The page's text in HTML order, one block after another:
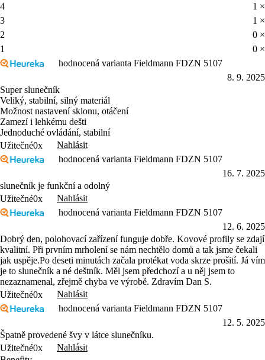
4
1 ×
3
1 ×
2
0 ×
1
0 ×
hodnocená varianta Fieldmann FDZN 5107
8. 9. 2025
Super slunečník
Veliký, stabilní, silný materiál
Možnost nastavení sklonu, otáčení
Zamezí i lehkému dešti
Jednoduché ovládání, stabilní
Užitečné0x
Nahlásit
hodnocená varianta Fieldmann FDZN 5107
16. 7. 2025
slunečník je funkční a odolný
Užitečné0x
Nahlásit
hodnocená varianta Fieldmann FDZN 5107
12. 6. 2025
Dobrý den, polohovací zařízení funguje dobře. Kovové profily se zdají
kvalitní. Při prvním mrholení se nám nechtělo domů a tak jsme čekali
jak uspěje.Po deseti minutách začala protékat voda skrze prošití. Já vím
je to slunečník a né deštník. Měl jsem předchozí a u něj jsem to
nezaznamenal, zřejmě chyba ve výrobě. Zdravím Dan S.
Užitečné0x
Nahlásit
hodnocená varianta Fieldmann FDZN 5107
12. 5. 2025
Špatně provedené švy v látce slunečníku.
Užitečné0x
Nahlásit